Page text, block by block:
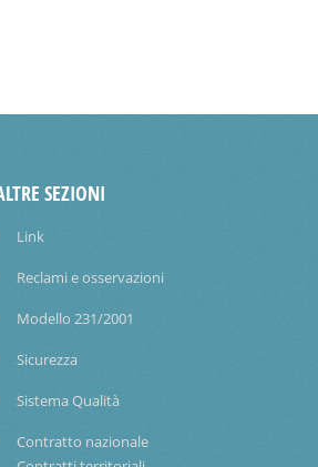
SEZIONI
Link
Reclami e osservazioni
Modello 231/2001
Sicurezza
Sistema Qualità
Contratto nazionale